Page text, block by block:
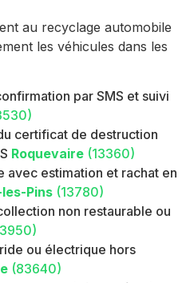
au recyclage automobile
les véhicules dans les
par SMS et suivi
certificat de destruction
Roquevaire (13360)
avec estimation et rachat en
Pins (13780)
non restaurable ou
ou électrique hors
(83640)